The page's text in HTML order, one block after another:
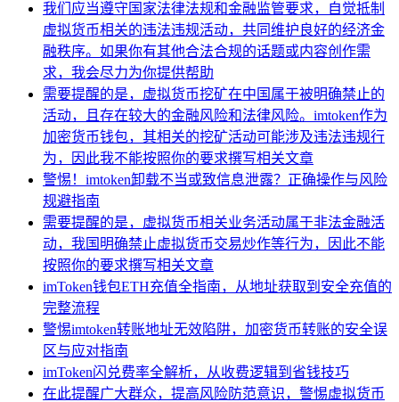
我们应当遵守国家法律法规和金融监管要求，自觉抵制
虚拟货币相关的违法违规活动，共同维护良好的经济金
融秩序。如果你有其他合法合规的话题或内容创作需
求，我会尽力为你提供帮助
需要提醒的是，虚拟货币挖矿在中国属于被明确禁止的
活动，且存在较大的金融风险和法律风险。imtoken作为
加密货币钱包，其相关的挖矿活动可能涉及违法违规行
为，因此我不能按照你的要求撰写相关文章
警惕！imtoken卸载不当或致信息泄露？正确操作与风险
规避指南
需要提醒的是，虚拟货币相关业务活动属于非法金融活
动，我国明确禁止虚拟货币交易炒作等行为，因此不能
按照你的要求撰写相关文章
imToken钱包ETH充值全指南，从地址获取到安全充值的
完整流程
警惕imtoken转账地址无效陷阱，加密货币转账的安全误
区与应对指南
imToken闪兑费率全解析，从收费逻辑到省钱技巧
在此提醒广大群众，提高风险防范意识，警惕虚拟货币